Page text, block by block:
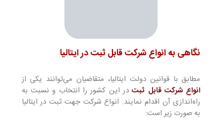
نگاهی به انواع شرکت قابل ثبت در ایتالیا
مطابق با قوانین دولت ایتالیا، متقاضیان می‌توانند یکی از
انواع شرکت قابل ثبتدر این کشور را انتخاب و نسبت به
راه‌اندازی آن اقدام نمایند. انواع شرکت جهت ثبت در ایتالیا
به صورت زیر است: